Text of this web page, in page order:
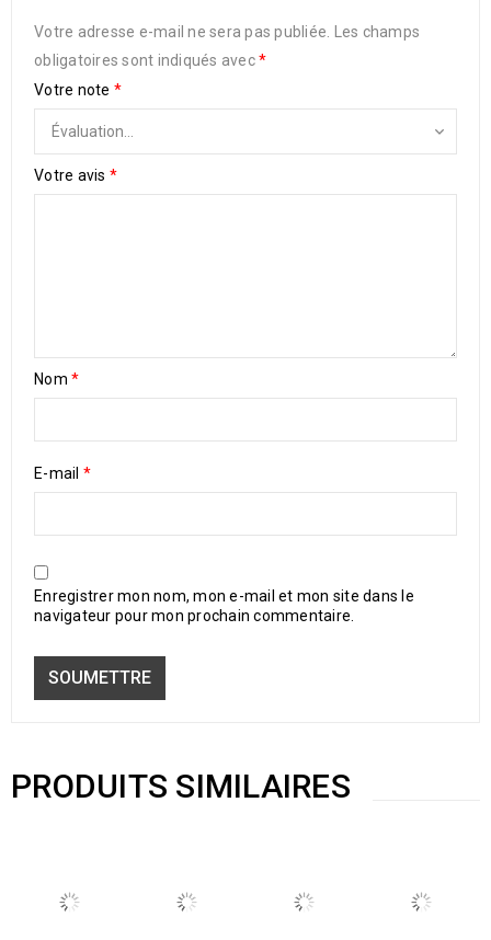
Votre adresse e-mail ne sera pas publiée.
Les champs
obligatoires sont indiqués avec*
Votre note *
Votre avis *
Nom *
E-mail *
Enregistrer mon nom, mon e-mail et mon site dans le
navigateur pour mon prochain commentaire.
PRODUITS SIMILAIRES